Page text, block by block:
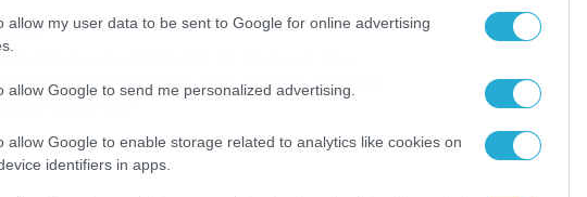
allow my user data to be sent to Google for online advertising
allow Google to send me personalized advertising.
allow Google to enable storage related to analytics like cookies on
identifiers in apps.
Hellas γιόρτασε τα 10 χρόνια του
Forward με 100 επιχειρήσεις
του